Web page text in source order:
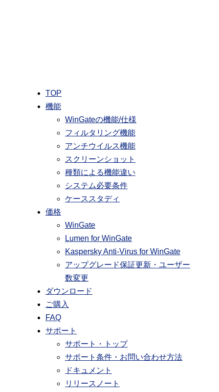
TOP
機能
WinGateの機能/仕様
フィルタリング機能
アンチウイルス機能
スクリーンショット
種類による機能違い
システム必要条件
ケーススタディ
価格
WinGate
Lumen for WinGate
Kaspersky Anti-Virus for WinGate
アップグレード保証更新・ユーザー
数変更
ダウンロード
ご購入
FAQ
サポート
サポート・トップ
サポート条件・お問い合わせ方法
ドキュメント
リリースノート